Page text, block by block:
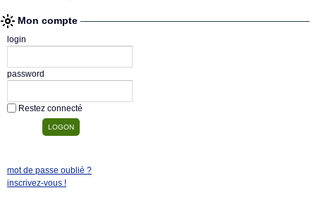
Mon compte
login
password
Restez connecté
mot de passe oublié ?
inscrivez-vous !